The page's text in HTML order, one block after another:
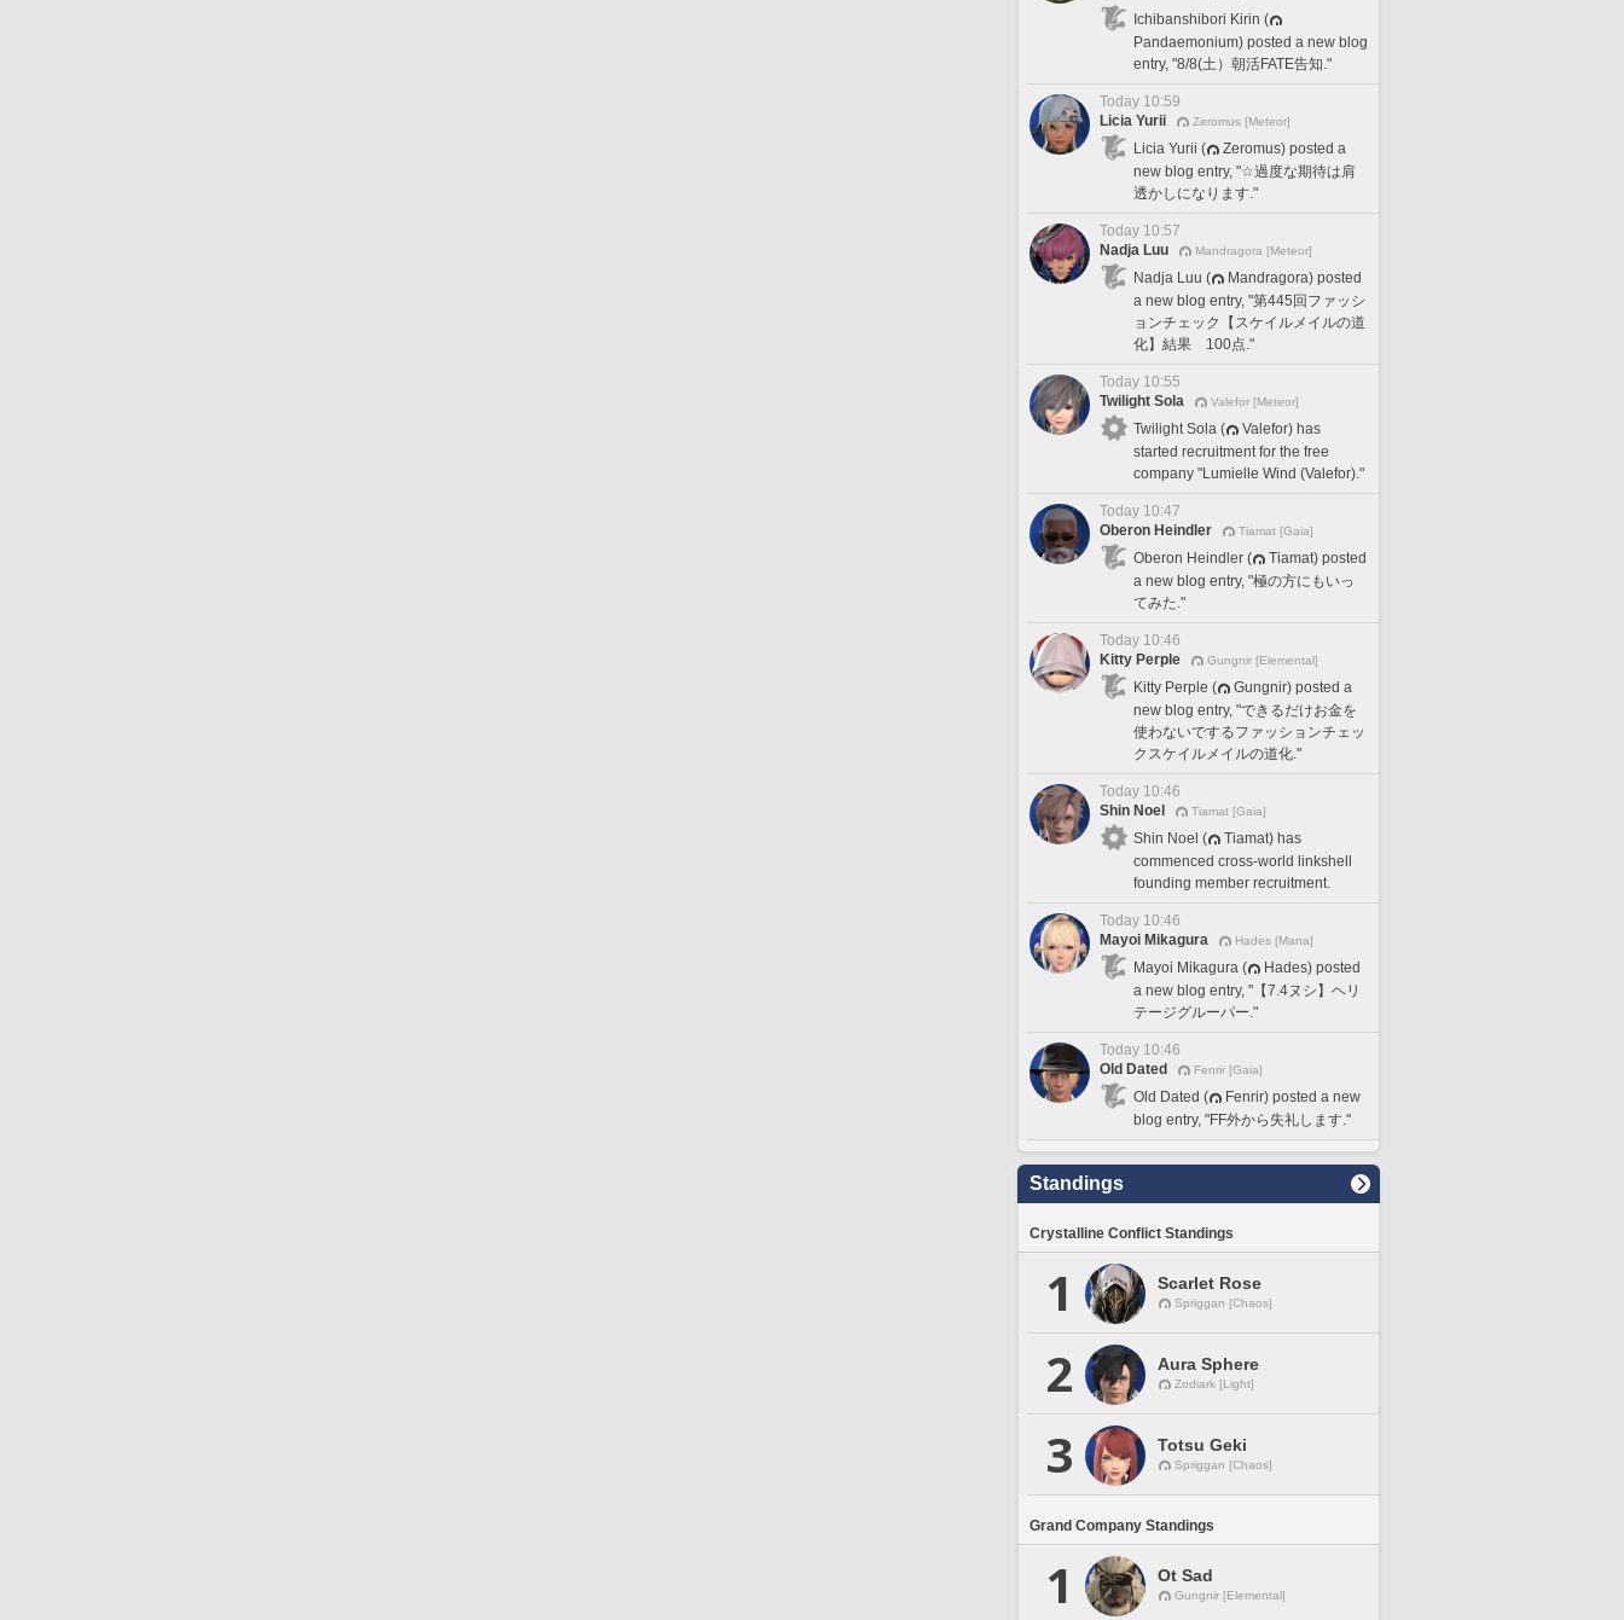
Ichibanshibori Kirin (
Pandaemonium) posted a new blog
entry, "8/8(土）朝活FATE告知."
Today 10:59
Licia Yurii
Zeromus [Meteor]
Licia Yurii (
Zeromus) posted a
new blog entry, "☆過度な期待は肩
透かしになります."
Today 10:57
Nadja Luu
Mandragora [Meteor]
Nadja Luu (
Mandragora) posted
a new blog entry, "第445回ファッシ
ョンチェック【スケイルメイルの道
化】結果 100点."
Today 10:55
Twilight Sola
Valefor [Meteor]
Twilight Sola (
Valefor) has
started recruitment for the free
company "Lumielle Wind (Valefor)."
Today 10:47
Oberon Heindler
Tiamat [Gaia]
Oberon Heindler (
Tiamat) posted
a new blog entry, "極の方にもいっ
てみた."
Today 10:46
Kitty Perple
Gungnir [Elemental]
Kitty Perple (
Gungnir) posted a
new blog entry, "できるだけお金を
使わないでするファッションチェッ
クスケイルメイルの道化."
Today 10:46
Shin Noel
Tiamat [Gaia]
Shin Noel (
Tiamat) has
commenced cross-world linkshell
founding member recruitment.
Today 10:46
Mayoi Mikagura
Hades [Mana]
Mayoi Mikagura (
Hades) posted
a new blog entry, "【7.4ヌシ】ヘリ
テージグルーパー."
Today 10:46
Old Dated
Fenrir [Gaia]
Old Dated (
Fenrir) posted a new
blog entry, "FF外から失礼します."
Standings
Crystalline Conflict Standings
1 Scarlet Rose
Spriggan [Chaos]
2 Aura Sphere
Zodiark [Light]
3 Totsu Geki
Spriggan [Chaos]
Grand Company Standings
1 Ot Sad
Gungnir [Elemental]